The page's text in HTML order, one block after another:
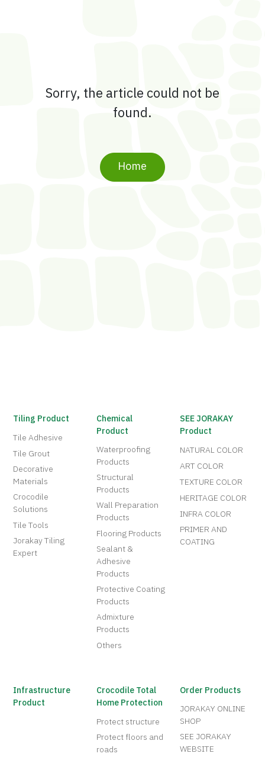
Sorry, the article could not be
found.
Home
Tiling Product
Tile Adhesive
Tile Grout
Decorative
Materials
Crocodile
Solutions
Tile Tools
Jorakay Tiling
Expert
Chemical
Product
Waterproofing
Products
Structural
Products
Wall Preparation
Products
Flooring Products
Sealant &
Adhesive
Products
Protective Coating
Products
Admixture
Products
Others
SEE JORAKAY
Product
NATURAL COLOR
ART COLOR
TEXTURE COLOR
HERITAGE COLOR
INFRA COLOR
PRIMER AND
COATING
Infrastructure
Product
Crocodile Total
Home Protection
Protect structure
Protect floors and
roads
Order Products
JORAKAY ONLINE
SHOP
SEE JORAKAY
WEBSITE